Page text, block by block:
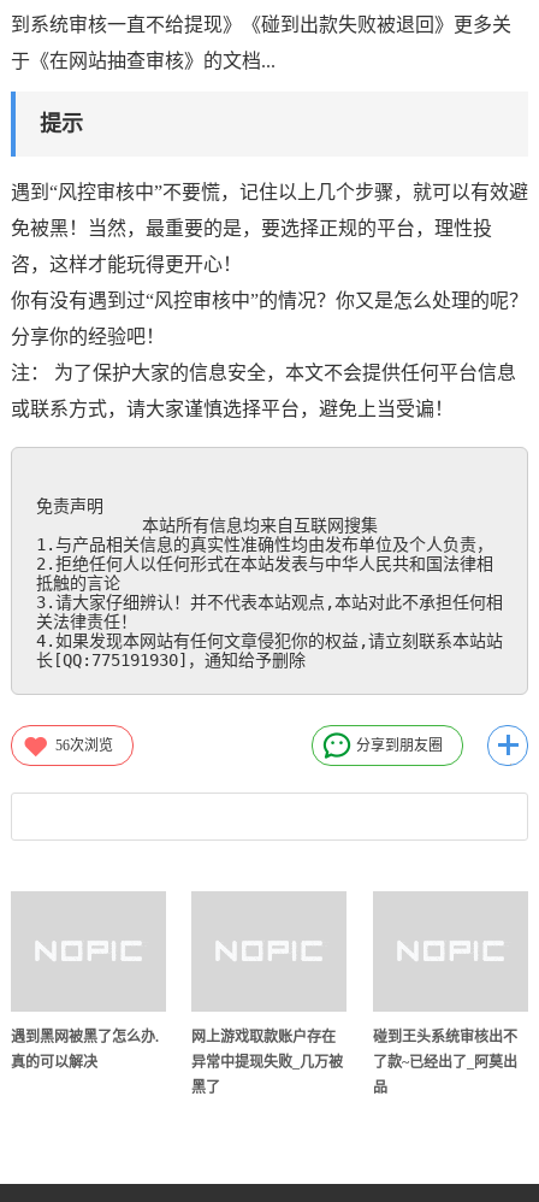
到系统审核一直不给提现》《碰到出款失败被退回》更多关
于《在网站抽查审核》的文档...
提示
遇到“风控审核中”不要慌，记住以上几个步骤，就可以有效避
免被黑！当然，最重要的是，要选择正规的平台，理性投
咨，这样才能玩得更开心！
你有没有遇到过“风控审核中”的情况？你又是怎么处理的呢？
分享你的经验吧！
注： 为了保护大家的信息安全，本文不会提供任何平台信息
或联系方式，请大家谨慎选择平台，避免上当受谝！
免责声明
本站所有信息均来自互联网搜集
1.与产品相关信息的真实性准确性均由发布单位及个人负责，
2.拒绝任何人以任何形式在本站发表与中华人民共和国法律相
抵触的言论
3.请大家仔细辨认！并不代表本站观点,本站对此不承担任何相
关法律责任！
4.如果发现本网站有任何文章侵犯你的权益,请立刻联系本站站
长[QQ:775191930]，通知给予删除
56次浏览 分享到朋友圈
遇到黑网被黑了怎么办.
真的可以解决
网上游戏取款账户存在
异常中提现失败_几万被
黑了
碰到王头系统审核出不
了款~已经出了_阿莫出
品